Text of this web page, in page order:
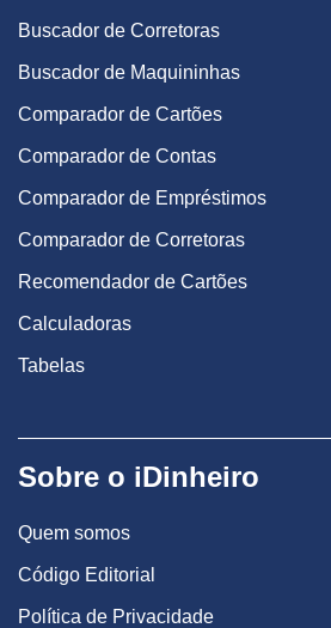
Buscador de Corretoras
Buscador de Maquininhas
Comparador de Cartões
Comparador de Contas
Comparador de Empréstimos
Comparador de Corretoras
Recomendador de Cartões
Calculadoras
Tabelas
Sobre o iDinheiro
Quem somos
Código Editorial
Política de Privacidade